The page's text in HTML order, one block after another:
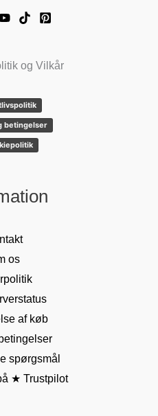
og Vilkår
betingelser
os
af køb
spørgsmål
★ Trustpilot